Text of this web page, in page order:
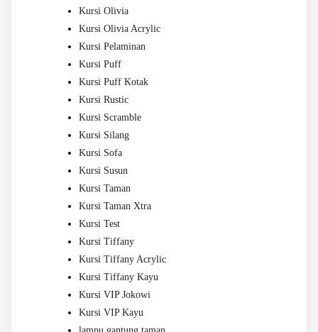
Kursi Olivia
Kursi Olivia Acrylic
Kursi Pelaminan
Kursi Puff
Kursi Puff Kotak
Kursi Rustic
Kursi Scramble
Kursi Silang
Kursi Sofa
Kursi Susun
Kursi Taman
Kursi Taman Xtra
Kursi Test
Kursi Tiffany
Kursi Tiffany Acrylic
Kursi Tiffany Kayu
Kursi VIP Jokowi
Kursi VIP Kayu